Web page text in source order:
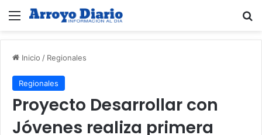
Menú
Inicio / Regionales
Regionales
Proyecto Desarrollar con
Jóvenes realiza primera